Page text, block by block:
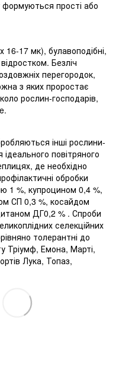
прості або
16-17 мк), булавоподібні,
Безліч
перегородок,
з яких проростає
рослин-господарів,
інші рослини-
повітряного
де необхідно
обробки
1 %, купроцином 0,4 %,
СП 0,3 %, косайдом
ДГ0,2 % . Спроби
селекційних
толерантні до
Тріумф, Емона, Марті,
Лука, Топаз,